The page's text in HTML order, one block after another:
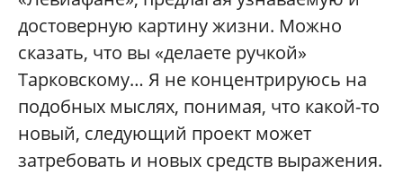
достоверную картину жизни. Можно
сказать, что вы «делаете ручкой»
Тарковскому… Я не концентрируюсь на
подобных мыслях, понимая, что какой-то
новый, следующий проект может
затребовать и новых средств выражения.